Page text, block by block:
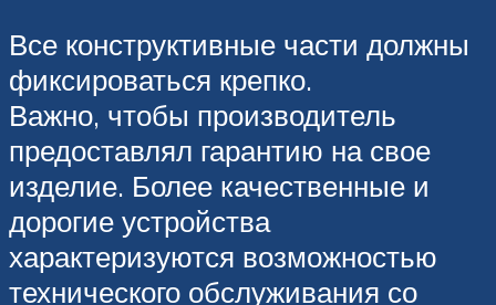
Все конструктивные части должны
фиксироваться крепко.
Важно, чтобы производитель
предоставлял гарантию на свое
изделие. Более качественные и
дорогие устройства
характеризуются возможностью
технического обслуживания со